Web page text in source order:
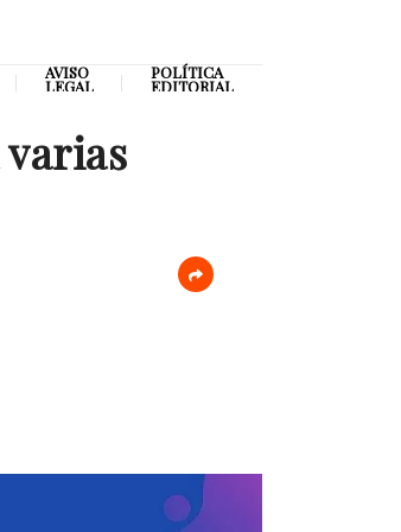
AVISO
LEGAL
POLÍTICA
EDITORIAL